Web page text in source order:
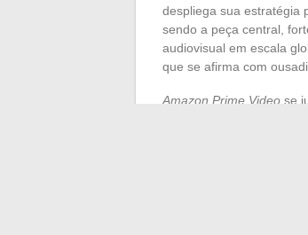
despliega sua estratégia
sendo a peça central,
audiovisual em escala
que se afirma com
Amazon Prime Video se